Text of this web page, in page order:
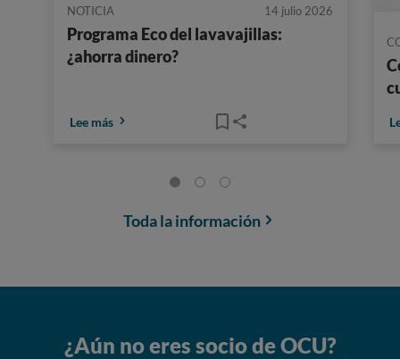
NOTICIA 14 julio 2026
Programa Eco del lavavajillas:
¿ahorra dinero?
Lee más
Toda la información
¿Aún no eres socio de OCU?